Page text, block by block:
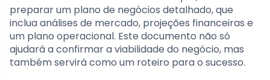
preparar um plano de negócios detalhado, que
inclua análises de mercado, projeções financeiras e
um plano operacional. Este documento não só
ajudará a confirmar a viabilidade do negócio, mas
também servirá como um roteiro para o sucesso.